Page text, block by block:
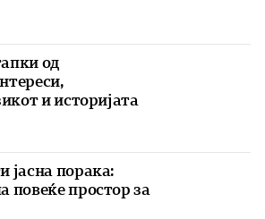
од
и историјата
јасна порака:
повеќе простор за